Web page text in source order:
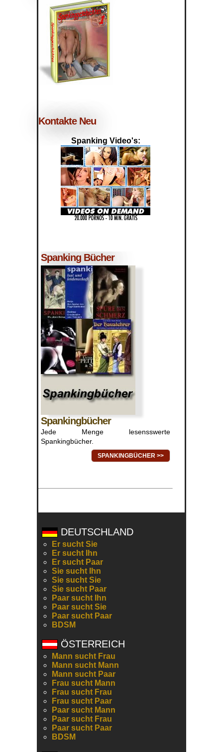
Kontakte Neu
Spanking Video's:
Spanking Bücher
Spankingbücher
Jede Menge lesensswerte
Spankingbücher.
SPANKINGBÜCHER >>
DEUTSCHLAND
Er sucht Sie
Er sucht Ihn
Er sucht Paar
Sie sucht Ihn
Sie sucht Sie
Sie sucht Paar
Paar sucht Ihn
Paar sucht Sie
Paar sucht Paar
BDSM
ÖSTERREICH
Mann sucht Frau
Mann sucht Mann
Mann sucht Paar
Frau sucht Mann
Frau sucht Frau
Frau sucht Paar
Paar sucht Mann
Paar sucht Frau
Paar sucht Paar
BDSM